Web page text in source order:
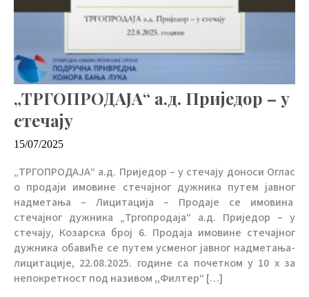
„ТРГОПРОДАЈА“ а.д. Приједор – у
стечају
15/07/2025
„ТРГОПРОДАЈА“ а.д. Приједор – у стечају доноси Оглас
о продаји имовине стечајног дужника путем јавног
надметања – Лицитација – Продаје се имовина
стечајног дужника „Тргопродаја“ а.д. Приједор – у
стечају, Козарска број 6. Продаја имовине стечајног
дужника обавиће се путем усменог јавног надметања-
лицитације, 22.08.2025. године са почетком у 10 х за
непокретност под називом ,,Филтер“ […]